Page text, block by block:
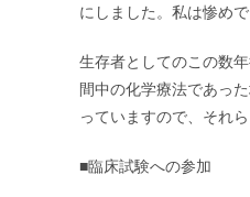
にしました。私は惨め
生存者としてのこの数
間中の化学療法であっ
っていますので、それ
■臨床試験への参加